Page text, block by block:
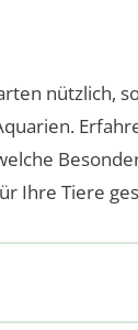
nützlich,
Ihre Tiere